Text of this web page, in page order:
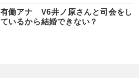
有働アナ V6井ノ原さんと司会をし
ているから結婚できない？